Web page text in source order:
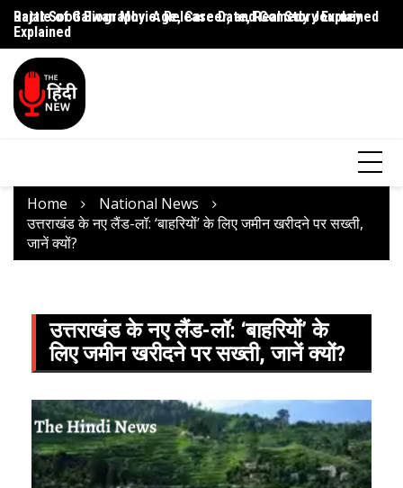
Rajat Sood Biography: Age, Career, and Comedy Journey
Explained
Battle of Galwan Movie: Release Date, Real Story Explained
Home
National News
उत्तराखंड के नए लैंड-लॉ: ‘बाहरियों’ के लिए जमीन खरीदने पर सख्ती,
जानें क्यों?
उत्तराखंड के नए लैंड-लॉ: ‘बाहरियों’ के
लिए जमीन खरीदने पर सख्ती, जानें क्यों?